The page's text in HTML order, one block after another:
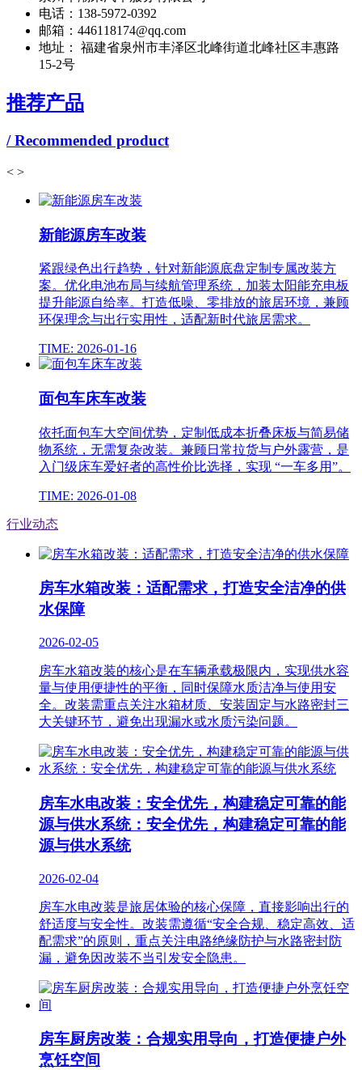
电话：138-5972-0392
邮箱：446118174@qq.com
地址： 福建省泉州市丰泽区北峰街道北峰社区丰惠路
15-2号
推荐产品
/ Recommended product
< >
新能源房车改装
紧跟绿色出行趋势，针对新能源底盘定制专属改装方
案。优化电池布局与续航管理系统，加装太阳能充电板
提升能源自给率。打造低噪、零排放的旅居环境，兼顾
环保理念与出行实用性，适配新时代旅居需求。
TIME: 2026-01-16
面包车床车改装
依托面包车大空间优势，定制低成本折叠床板与简易储
物系统，无需复杂改装。兼顾日常拉货与户外露营，是
入门级床车爱好者的高性价比选择，实现 “一车多用”。
TIME: 2026-01-08
行业动态
房车水箱改装：适配需求，打造安全洁净的供
水保障
2026-02-05
房车水箱改装的核心是在车辆承载极限内，实现供水容
量与使用便捷性的平衡，同时保障水质洁净与使用安
全。改装需重点关注水箱材质、安装固定与水路密封三
大关键环节，避免出现漏水或水质污染问题。
房车水电改装：安全优先，构建稳定可靠的能
源与供水系统：安全优先，构建稳定可靠的能
源与供水系统
2026-02-04
房车水电改装是旅居体验的核心保障，直接影响出行的
舒适度与安全性。改装需遵循“安全合规、稳定高效、适
配需求”的原则，重点关注电路绝缘防护与水路密封防
漏，避免因改装不当引发安全隐患。
房车厨房改装：合规实用导向，打造便捷户外
烹饪空间